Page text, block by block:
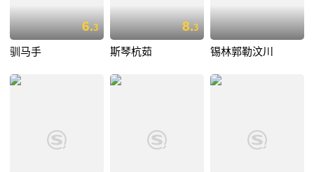
6.3
驯马手
8.3
斯琴杭茹 锡林郭勒汶川